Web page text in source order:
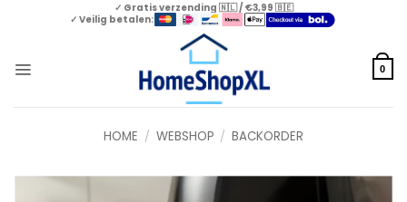
✓ Gratis verzending 🇳🇱 / €3,99 🇧🇪
✓ Veilig betalen:
0
HOME / WEBSHOP / BACKORDER